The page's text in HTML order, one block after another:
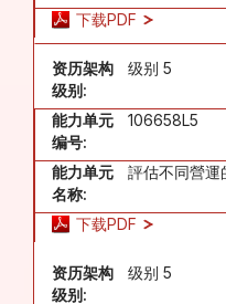
下载PDF
资历架构
级别:
级别 5
能力单元
编号:
106658L5
能力单元
名称:
評估不同營運
下载PDF
资历架构
级别:
级别 5